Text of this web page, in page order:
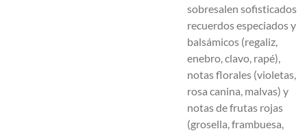
sobresalen sofisticados
recuerdos especiados y
balsámicos (regaliz,
enebro, clavo, rapé),
notas florales (violetas,
rosa canina, malvas) y
notas de frutas rojas
(grosella, frambuesa,